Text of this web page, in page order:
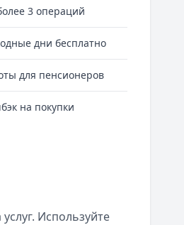
3 операций
дни бесплатно
для пенсионеров
на покупки
Используйте